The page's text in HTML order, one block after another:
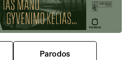
Parodos